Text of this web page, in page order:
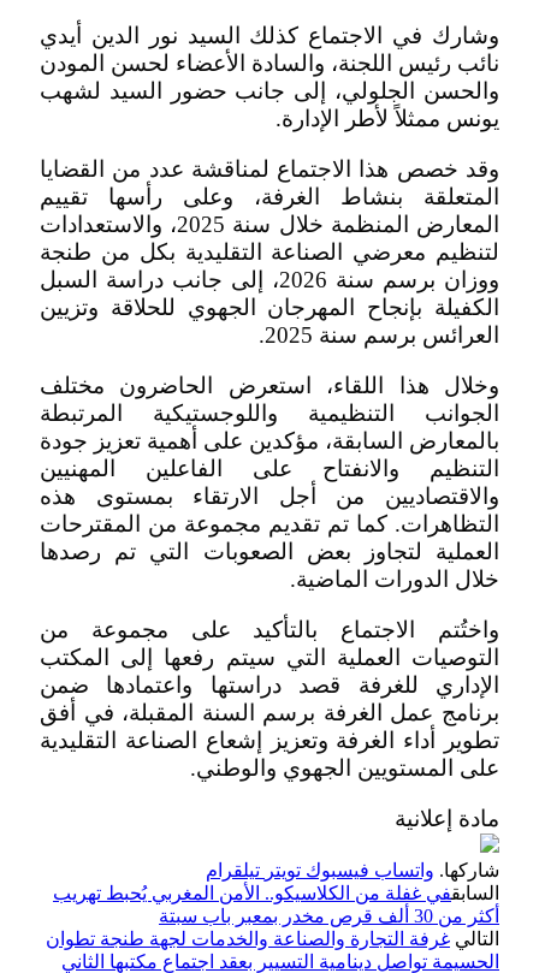
وشارك في الاجتماع كذلك السيد نور الدين أيدي
نائب رئيس اللجنة، والسادة الأعضاء لحسن المودن
والحسن الجلولي، إلى جانب حضور السيد لشهب
يونس ممثلاً لأطر الإدارة.
وقد خصص هذا الاجتماع لمناقشة عدد من القضايا
المتعلقة بنشاط الغرفة، وعلى رأسها تقييم
المعارض المنظمة خلال سنة 2025، والاستعدادات
لتنظيم معرضي الصناعة التقليدية بكل من طنجة
ووزان برسم سنة 2026، إلى جانب دراسة السبل
الكفيلة بإنجاح المهرجان الجهوي للحلاقة وتزيين
العرائس برسم سنة 2025.
وخلال هذا اللقاء، استعرض الحاضرون مختلف
الجوانب التنظيمية واللوجستيكية المرتبطة
بالمعارض السابقة، مؤكدين على أهمية تعزيز جودة
التنظيم والانفتاح على الفاعلين المهنيين
والاقتصاديين من أجل الارتقاء بمستوى هذه
التظاهرات. كما تم تقديم مجموعة من المقترحات
العملية لتجاوز بعض الصعوبات التي تم رصدها
خلال الدورات الماضية.
واختُتم الاجتماع بالتأكيد على مجموعة من
التوصيات العملية التي سيتم رفعها إلى المكتب
الإداري للغرفة قصد دراستها واعتمادها ضمن
برنامج عمل الغرفة برسم السنة المقبلة، في أفق
تطوير أداء الغرفة وتعزيز إشعاع الصناعة التقليدية
على المستويين الجهوي والوطني.
مادة إعلانية
شاركها. واتساب فيسبوك تويتر تيلقرام
السابقفي غفلة من الكلاسيكو.. الأمن المغربي يُحبط تهريب
أكثر من 30 ألف قرص مخدر بمعبر باب سبتة
التالي غرفة التجارة والصناعة والخدمات لجهة طنجة تطوان
الحسيمة تواصل دينامية التسيير بعقد اجتماع مكتبها الثاني